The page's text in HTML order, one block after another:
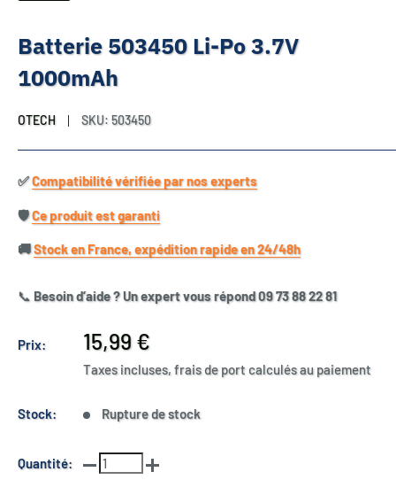
Batterie 503450 Li-Po 3.7V
1000mAh
OTECH SKU: 503450
✅​Compatibilité vérifiée par nos experts
🛡️​Ce produit est garanti
🚚​Stock en France, expédition rapide en 24/48h
📞 Besoin d’aide ? Un expert vous répond 09 73 88 22 81
Prix:
Prix
réduit
15,99 €
Taxes incluses, frais de port calculés au paiement
Stock: Rupture de stock
Quantité: